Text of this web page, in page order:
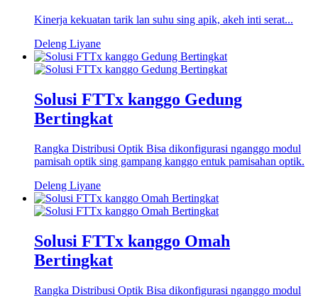
Kinerja kekuatan tarik lan suhu sing apik, akeh inti serat...
Deleng Liyane
Solusi FTTx kanggo Gedung
Bertingkat
Rangka Distribusi Optik Bisa dikonfigurasi nganggo modul
pamisah optik sing gampang kanggo entuk pamisahan optik.
Deleng Liyane
Solusi FTTx kanggo Omah
Bertingkat
Rangka Distribusi Optik Bisa dikonfigurasi nganggo modul